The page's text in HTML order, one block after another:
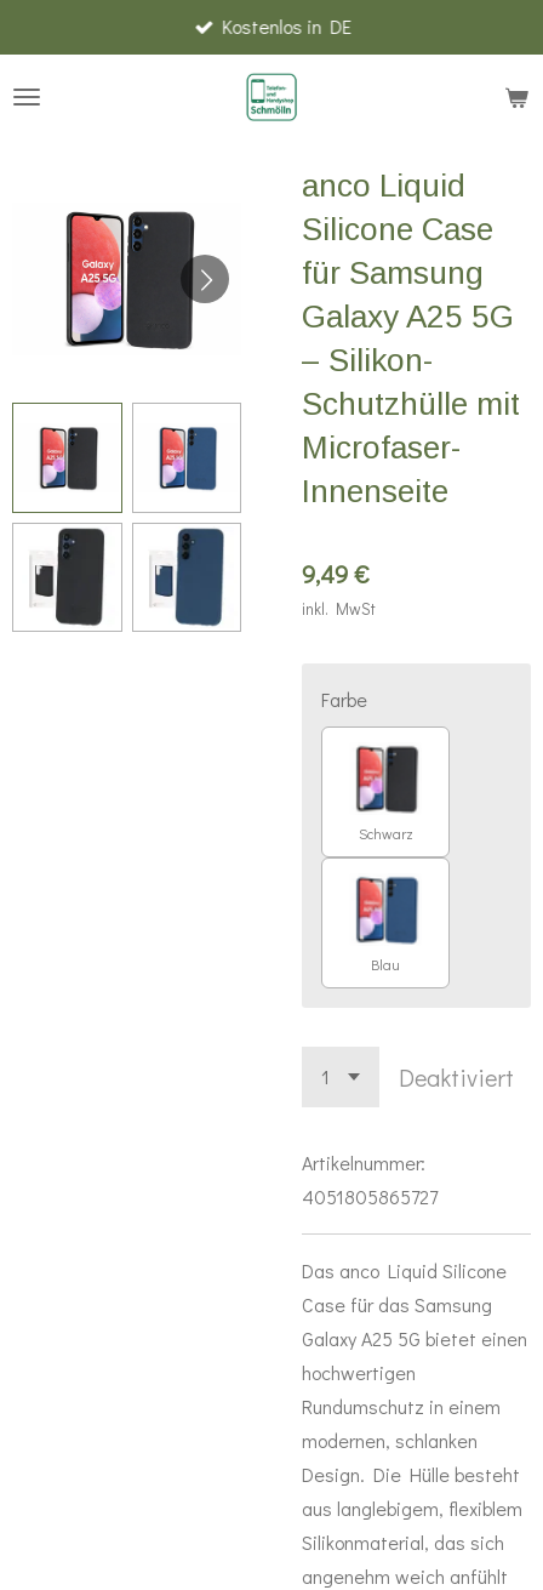
Hauptinhalt
springen
Kostenlos in DE
anco Liquid
Silicone Case
für Samsung
Galaxy A25 5G
– Silikon-
Schutzhülle mit
Microfaser-
Innenseite
9,49 €
inkl. MwSt
Farbe
Schwarz
Blau
Deaktiviert
Artikelnummer:
4051805865727
Das anco Liquid Silicone
Case für das Samsung
Galaxy A25 5G bietet einen
hochwertigen
Rundumschutz in einem
modernen, schlanken
Design. Die Hülle besteht
aus langlebigem, flexiblem
Silikonmaterial, das sich
angenehm weich anfühlt